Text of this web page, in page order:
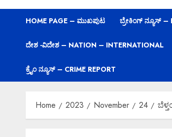
HOME PAGE – ಮುಖಪುಟ ಬ್ರೇಕಿಂಗ್ ನ್ಯೂಸ್ –
ದೇಶ -ವಿದೇಶ – NATION – INTERNATIONAL
ಕ್ರೈಂ ನ್ಯೂಸ್ – CRIME REPORT
Home 2023 November 24